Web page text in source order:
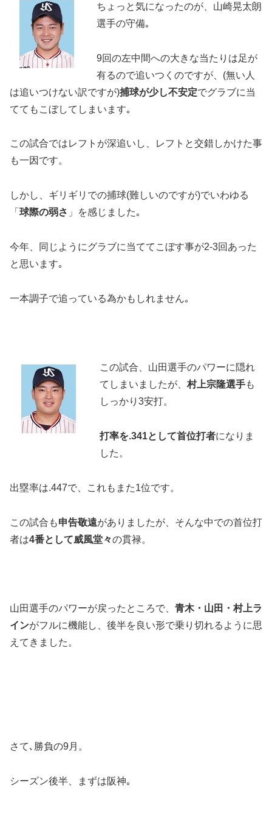
ちょっと気になったのが、山崎晃太朗
選手の守備｡
9回の左中間への大きな当たりは足が
有るので追いつくのですが、(無い人
は追いつけない訳ですが)捕球が少し不安定でグラブに当
ててもこぼしてしまいます｡
この試合ではレフトが深追いし、レフトと交錯しかけた事
も一因です。
しかし、ギリギリでの捕球(難しいのですが)でいわゆる
「 球際の弱さ 」を感じました｡
今年、同じようにグラブに当ててこぼす事が2-3回あった
と思います｡
一本調子で追っている為かもしれません｡
この試合、山田選手のパワーに隠れ
てしまいましたが、 村上宗隆選手も
しっかり3安打。
打率を.341として首位打者になりま
した。
出塁率は.447で、これもまた1位です。
この試合も申告敬遠がありましたが、そんな中での首位打
者は4番として威風堂々の貫禄。
山田選手のパワーが戻ったところで、 青木・山田・村上ラ
インがフルに機能し、後半を良い形で乗り切れるように思
えてきました。
さて､勝負の9月。
シーズン後半、まずは阪神｡